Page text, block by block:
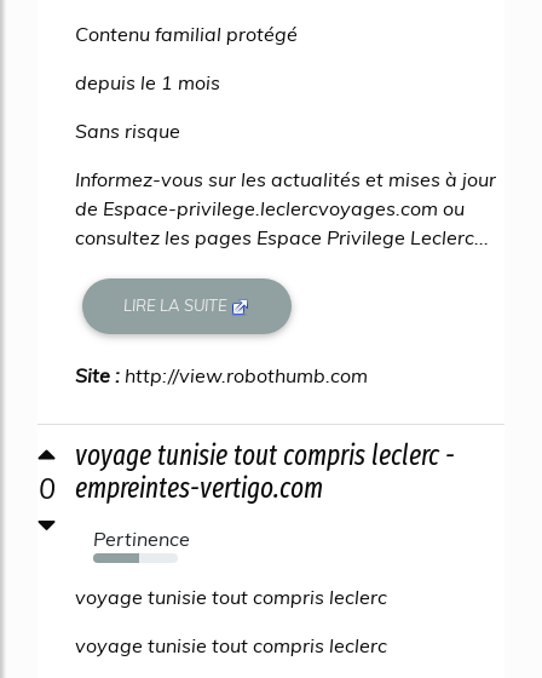
Contenu familial protégé
depuis le 1 mois
Sans risque
Informez-vous sur les actualités et mises à jour
de Espace-privilege.leclercvoyages.com ou
consultez les pages Espace Privilege Leclerc...
LIRE LA SUITE
Site : http://view.robothumb.com
0
voyage tunisie tout compris leclerc -
empreintes-vertigo.com
Pertinence
54%
voyage tunisie tout compris leclerc
voyage tunisie tout compris leclerc